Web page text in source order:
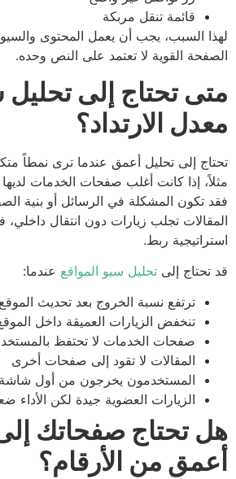
قائمة تنقل مربكة
لهذا السبب، يجب أن يعمل المحتوى والسيو
الصفحة القوية لا تعتمد على النص وحده.
متى تحتاج إلى
معدل الارتداد؟
تحتاج إلى تحليل أعمق عندما ترى نمطاً
مثلاً، إذا كانت أغلب صفحات الخدمات لديها
فقد تكون المشكلة في الرسائل أو بنية
المقالات تجلب زيارات دون انتقال داخلي،
استراتيجية ربط.
قد تحتاج إلى
تحليل سيو المواقععندما:
ترتفع نسبة الخروج بعد تحديث الموقع
تنخفض الزيارات العميقة داخل الموقع
صفحات الخدمات لا تحتفظ
المقالات لا تقود إلى صفحات أخرى
المستخدمون يخرجون من أول شاشة
الزيارات العضوية جيدة لكن الأداء
هل تحتاج صفحاتك
أعمق من الأرقام؟